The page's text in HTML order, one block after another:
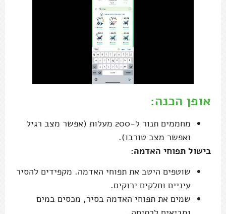
אופן הכנה:
מחממים תנור ל-200 מעלות (אפשר מצב רגיל
ואפשר מצב טורבו).
בישול תפוחי האדמה:
שוטפים היטב את תפוחי האדמה. מקפידים להסיר
עיניים וחלקים ירוקים.
שמים את תפוחי האדמה בסיר, מכסים במים